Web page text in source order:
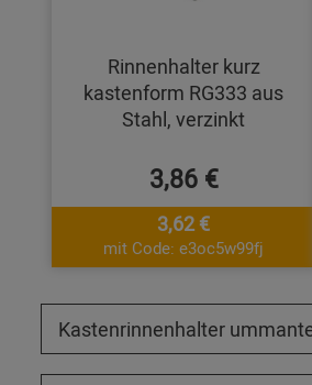
Rinnenhalter kurz
kastenform RG333 aus
Stahl, verzinkt
3,86 €
3,62 €
mit Code: e3oc5w99fj
Kastenrinnenhalter